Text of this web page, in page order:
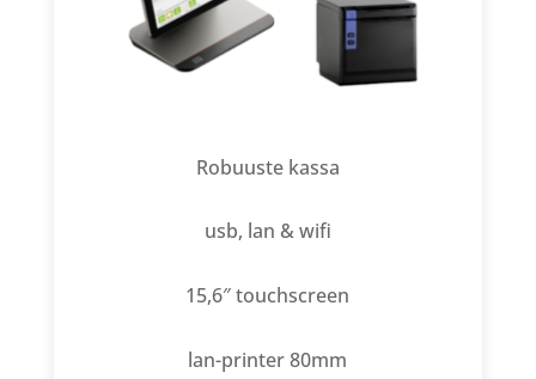
Robuuste kassa
usb, lan & wifi
15,6″ touchscreen
lan-printer 80mm